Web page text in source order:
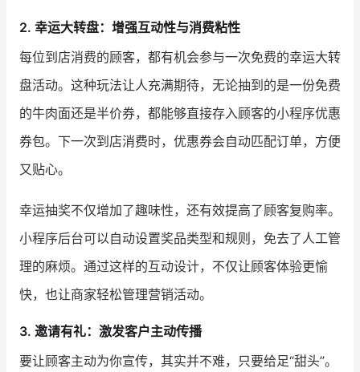
2. 幸运大转盘：增强互动性与消费粘性
每位到店消费的顾客，都有机会参与一次免费的幸运大转
盘活动。这种玩法让人充满期待，无论抽到的是一份免费
的牛肉面还是半价券，都能够直接存入顾客的小程序优惠
券包。下一次到店消费时，优惠券会自动匹配订单，方便
又贴心。
幸运抽奖不仅增加了趣味性，还有效提高了顾客复购率。
小程序后台可以自动设置奖品类型和规则，免去了人工管
理的麻烦。通过这样的互动设计，不仅让顾客体验更愉
快，也让商家轻松管理营销活动。
3. 邀请有礼：激发客户主动传播
要让顾客主动为你宣传，其实并不难，只要给足“甜头”。